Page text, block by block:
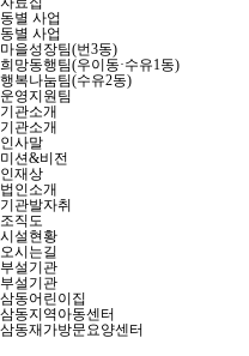
동별 사업
동별 사업
마을성장팀(번3동)
희망동행팀(우이동·수유1동)
행복나눔팀(수유2동)
운영지원팀
기관소개
기관소개
인사말
미션&비전
인재상
법인소개
기관발자취
조직도
시설현황
오시는길
부설기관
부설기관
삼동어린이집
삼동지역아동센터
삼동재가방문요양센터